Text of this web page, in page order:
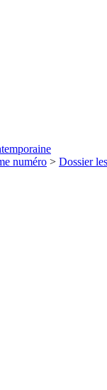
numéro > Dossier